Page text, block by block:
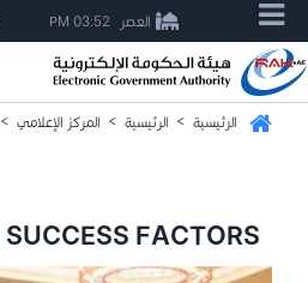
العصر 03:52 PM
الرئيسية > الرئيسية > المركز الإعلامي >
SUCCESS FACTORS